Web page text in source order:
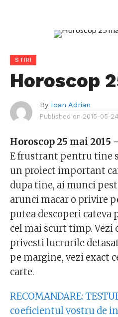
STIRI
Horoscop
By Ioan Adrian
Published on 2015-05-
Horoscop 25 mai 2015
E frustrant pentru tine
un proiect important
dupa tine, ai munci
arunci macar o privire
putea descoperi cateva
cel mai scurt timp. Vezi
privesti lucrurile
pe margine, vezi exact
carte.
RECOMANDARE:
coeficientul vostru de